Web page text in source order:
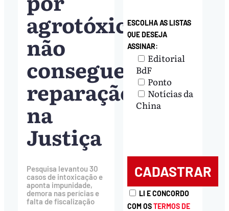
agrotóxicos
não
conseguem
reparação
na
Justiça
Pesquisa levantou 30
casos de intoxicação e
aponta impunidade,
demora nas perícias e
falta de fiscalização
ESCOLHA AS LISTAS
QUE DESEJA
ASSINAR:
Editorial
BdF
Ponto
Notícias da
China
LI E CONCORDO
COM OSTERMOS DE